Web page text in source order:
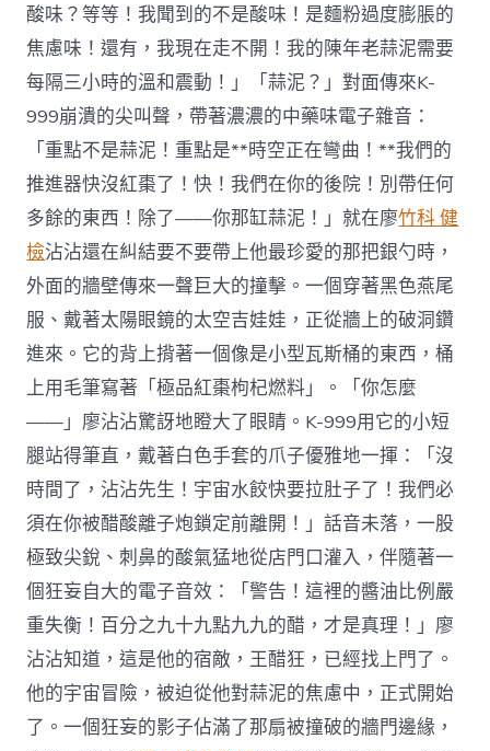
酸味？等等！我聞到的不是酸味！是麵粉過度膨脹的
焦慮味！還有，我現在走不開！我的陳年老蒜泥需要
每隔三小時的溫和震動！」「蒜泥？」對面傳來K-
999崩潰的尖叫聲，帶著濃濃的中藥味電子雜音：
「重點不是蒜泥！重點是**時空正在彎曲！**我們的
推進器快沒紅棗了！快！我們在你的後院！別帶任何
多餘的東西！除了——你那缸蒜泥！」就在廖竹科 健
檢沾沾還在糾結要不要帶上他最珍愛的那把銀勺時，
外面的牆壁傳來一聲巨大的撞擊。一個穿著黑色燕尾
服、戴著太陽眼鏡的太空吉娃娃，正從牆上的破洞鑽
進來。它的背上揹著一個像是小型瓦斯桶的東西，桶
上用毛筆寫著「極品紅棗枸杞燃料」。「你怎麼
——」廖沾沾驚訝地瞪大了眼睛。K-999用它的小短
腿站得筆直，戴著白色手套的爪子優雅地一揮：「沒
時間了，沾沾先生！宇宙水餃快要拉肚子了！我們必
須在你被醋酸離子炮鎖定前離開！」話音未落，一股
極致尖銳、刺鼻的酸氣猛地從店門口灌入，伴隨著一
個狂妄自大的電子音效：「警告！這裡的醬油比例嚴
重失衡！百分之九十九點九九的醋，才是真理！」廖
沾沾知道，這是他的宿敵，王醋狂，已經找上門了。
他的宇宙冒險，被迫從他對蒜泥的焦慮中，正式開始
了。一個狂妄的影子佔滿了那扇被撞破的牆門邊緣，